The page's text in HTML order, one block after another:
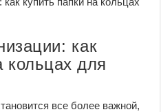
как
кольцах для
все более важной,